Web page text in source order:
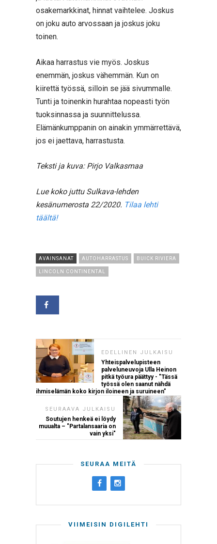
osakemarkkinat, hinnat vaihtelee. Joskus
on joku auto arvossaan ja joskus joku
toinen.
Aikaa harrastus vie myös. Joskus
enemmän, joskus vähemmän. Kun on
kiirettä työssä, silloin se jää sivummalle.
Tunti ja toinenkin hurahtaa nopeasti työn
tuoksinnassa ja suunnittelussa.
Elämänkumppanin on ainakin ymmärrettävä,
jos ei jaettava, harrastusta.
Teksti ja kuva: Pirjo Valkasmaa
Lue koko juttu Sulkava-lehden
kesänumerosta 22/2020. Tilaa lehti
täältä!
AVAINSANAT AUTOHARRASTUS BUICK RIVIERA
LINCOLN CONTINENTAL
EDELLINEN JULKAISU
Yhteispalvelupisteen
palveluneuvoja Ulla Heinon
pitkä työura päättyy - "Tässä
työssä olen saanut nähdä
ihmiselämän koko kirjon iloineen ja suruineen"
SEURAAVA JULKAISU
Soutujen henkeä ei löydy
muualta – "Partalansaaria on
vain yksi"
SEURAA MEITÄ
VIIMEISIN DIGILEHTI